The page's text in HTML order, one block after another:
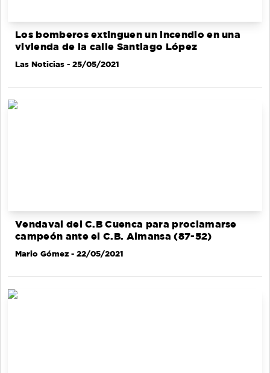
Los bomberos extinguen un incendio en una
vivienda de la calle Santiago López
Las Noticias - 25/05/2021
Vendaval del C.B Cuenca para proclamarse
campeón ante el C.B. Almansa (87-52)
Mario Gómez - 22/05/2021